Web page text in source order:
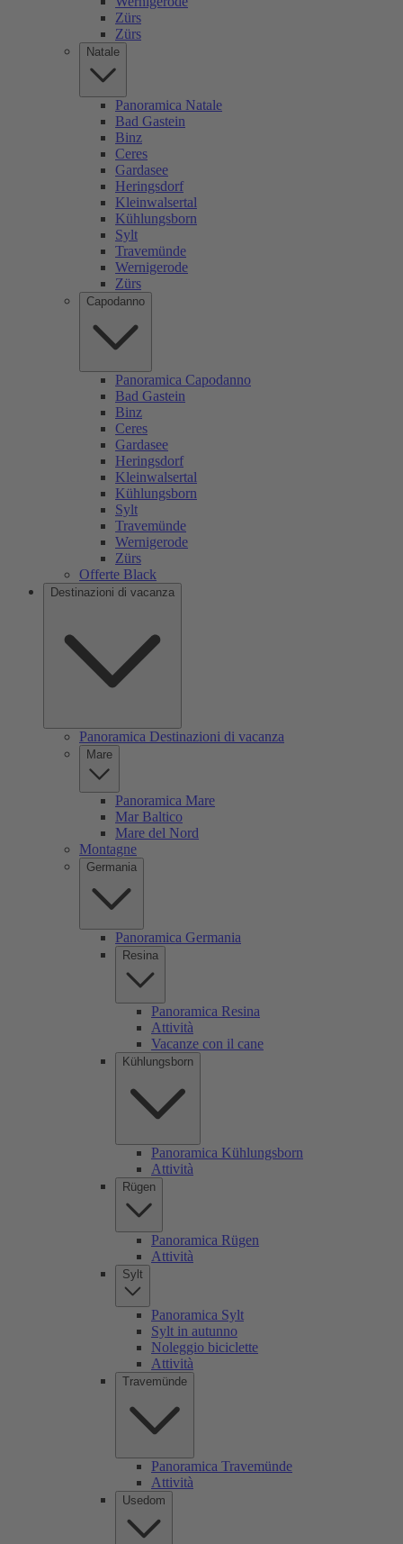
Zürs
Zürs
Natale
Panoramica Natale
Bad Gastein
Binz
Ceres
Gardasee
Heringsdorf
Kleinwalsertal
Kühlungsborn
Sylt
Travemünde
Wernigerode
Zürs
Capodanno
Panoramica Capodanno
Bad Gastein
Binz
Ceres
Gardasee
Heringsdorf
Kleinwalsertal
Kühlungsborn
Sylt
Travemünde
Wernigerode
Zürs
Offerte Black
Destinazioni di vacanza
Panoramica Destinazioni di vacanza
Mare
Panoramica Mare
Mar Baltico
Mare del Nord
Montagne
Germania
Panoramica Germania
Resina
Panoramica Resina
Attività
Vacanze con il cane
Kühlungsborn
Panoramica Kühlungsborn
Attività
Rügen
Panoramica Rügen
Attività
Sylt
Panoramica Sylt
Sylt in autunno
Noleggio biciclette
Attività
Travemünde
Panoramica Travemünde
Attività
Usedom